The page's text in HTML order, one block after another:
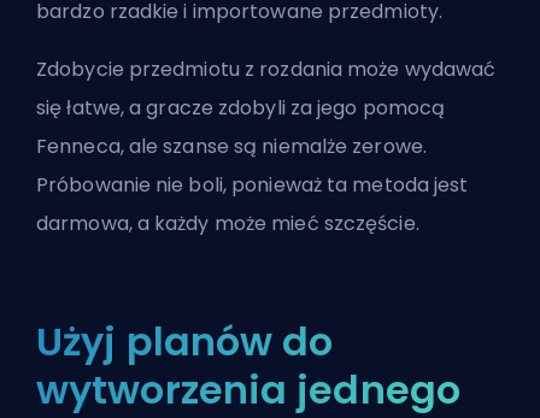
bardzo rzadkie i importowane przedmioty.
Zdobycie przedmiotu z rozdania może wydawać
się łatwe, a gracze zdobyli za jego pomocą
Fenneca, ale szanse są niemalże zerowe.
Próbowanie nie boli, ponieważ ta metoda jest
darmowa, a każdy może mieć szczęście.
Użyj planów do
wytworzenia jednego